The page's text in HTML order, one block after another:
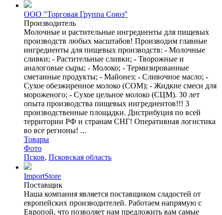
ООО "Торговая Группа Союз"
Производитель
Молочные и растительные ингредиенты для пищевых
производств любых масштабов! Производим главные
ингредиенты для пищевых производств: - Молочные
сливки; - Растительные сливки; - Творожные и
аналоговые сыры; - Молоко; - Термизированные
сметанные продукты; - Майонез; - Сливочное масло; -
Сухое обезжиренное молоко (СОМ); - Жидкие смеси для
мороженого; - Сухое цельное молоко (СЦМ). 30 лет
опыта производства пищевых ингредиентов!!! 3
производственные площадки. Дистрибуция по всей
территории РФ и странам СНГ! Оперативная логистика
во все регионы! ...
Товары
Фото
Псков, Псковская область
ImportStore
Поставщик
Наша компания является поставщиком сладостей от
европейских производителей. Работаем напрямую с
Европой, что позволяет нам предложить вам самые